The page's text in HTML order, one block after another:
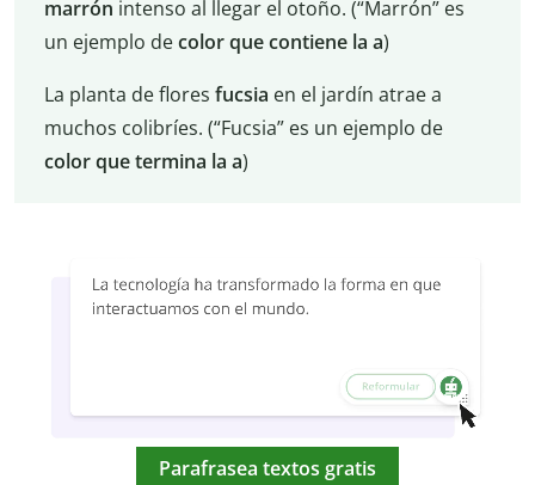
marrón intenso al llegar el otoño. (“Marrón” es
un ejemplo decolor que contiene la a)
La planta de flores fucsia en el jardín atrae a
muchos colibríes. (“Fucsia” es un ejemplo de
color que termina la a)
Parafrasea textos gratis